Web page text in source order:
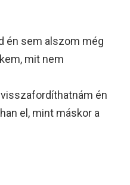
én sem alszom még
mit nem
én
el, mint máskor a